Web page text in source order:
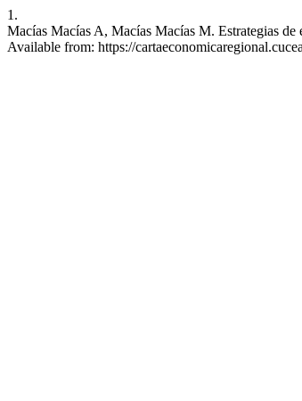
1.
Macías Macías A, Macías Macías M. Estrategias
Available from: https://